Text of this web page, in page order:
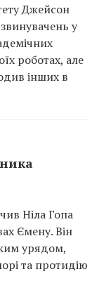
Джейсон
у
роботах, але
інших в
Ніла Гопа
Ємену. Він
урядом,
та протидію